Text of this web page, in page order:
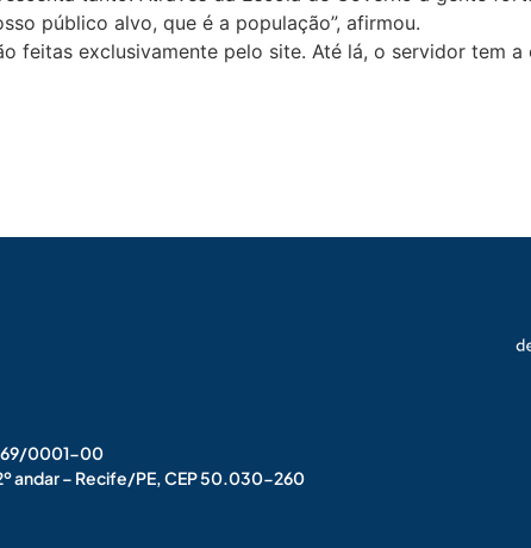
público alvo, que é a população”, afirmou.
feitas exclusivamente pelo site. Até lá, o servidor tem
0001-00
andar – Recife/PE, CEP 50.030-260